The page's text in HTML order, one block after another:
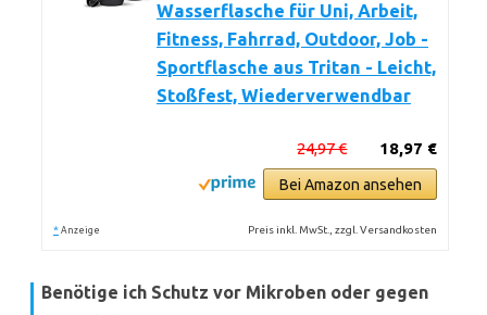
Wasserflasche für Uni, Arbeit,
Fitness, Fahrrad, Outdoor, Job -
Sportflasche aus Tritan - Leicht,
Stoßfest, Wiederverwendbar
18,97 €
24,97 €
Bei Amazon ansehen
* Anzeige Preis inkl. MwSt., zzgl. Versandkosten
Benötige ich Schutz vor Mikroben oder gegen